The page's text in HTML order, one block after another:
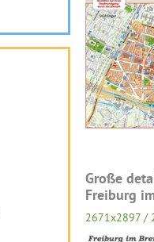
Große
Freiburg
2671x2897 /